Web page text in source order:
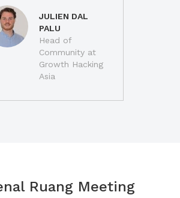
JULIEN DAL
PALU
Head of
Community at
Growth Hacking
Asia
Ruang Meeting